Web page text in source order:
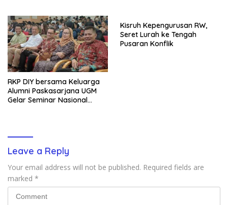
RKP DIY bersama Keluarga
Alumni Paskasarjana UGM
Gelar Seminar Nasional
Kisruh Kepengurusan RW,
Seret Lurah ke Tengah
Pusaran Konflik
Leave a Reply
Your email address will not be published. Required fields are
marked *